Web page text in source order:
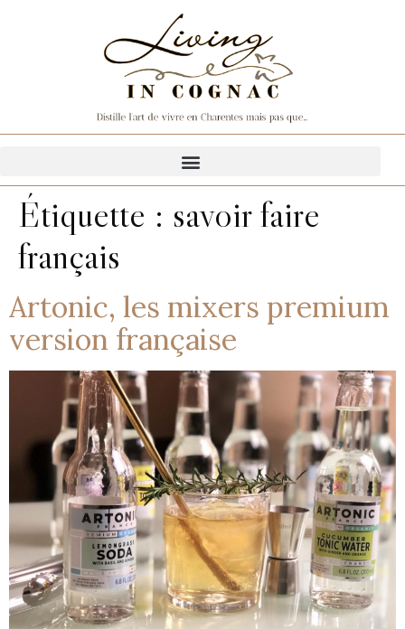
Étiquette : savoir faire
français
Artonic, les mixers premium
version française